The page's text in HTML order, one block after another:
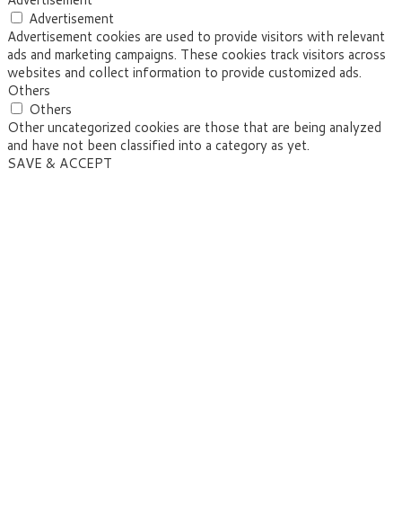
Advertisement
Advertisement cookies are used to provide visitors with relevant
ads and marketing campaigns. These cookies track visitors across
websites and collect information to provide customized ads.
Others
Others
Other uncategorized cookies are those that are being analyzed
and have not been classified into a category as yet.
SAVE & ACCEPT